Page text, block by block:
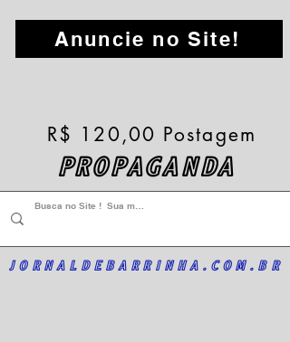
Anuncie no Site!
PROPAGANDA
R$ 120,00 Postagem
JORNALDEBARRINHA.COM.BR